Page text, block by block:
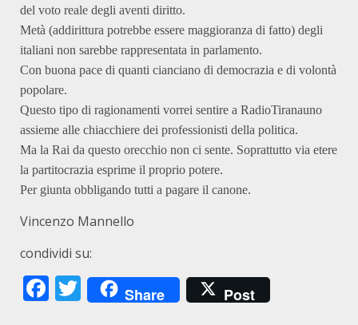
del voto reale degli aventi diritto.
Metà (addirittura potrebbe essere maggioranza di fatto) degli
italiani non sarebbe rappresentata in parlamento.
Con buona pace di quanti cianciano di democrazia e di volontà
popolare.
Questo tipo di ragionamenti vorrei sentire a RadioTiranauno
assieme alle chiacchiere dei professionisti della politica.
Ma la Rai da questo orecchio non ci sente. Soprattutto via etere
la partitocrazia esprime il proprio potere.
Per giunta obbligando tutti a pagare il canone.
Vincenzo Mannello
condividi su:
Facebook
Twitter
Share Post